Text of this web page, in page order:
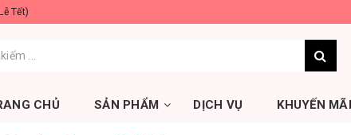
Tết)
CHỦ SẢN PHẨM DỊCH VỤ KHUYẾN MÃI